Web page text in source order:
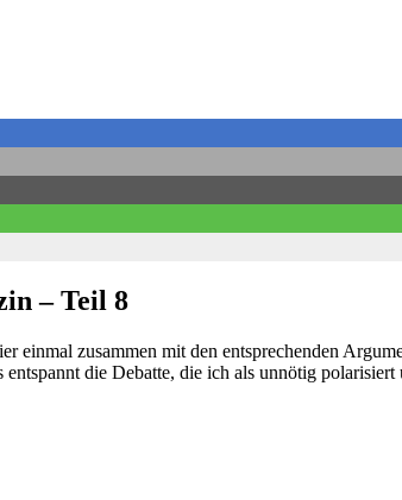
– Teil 8
einmal zusammen mit den entsprechenden
die Debatte, die ich als unnötig